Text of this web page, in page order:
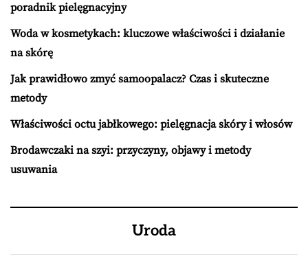
poradnik pielęgnacyjny
Woda w kosmetykach: kluczowe właściwości i działanie
na skórę
Jak prawidłowo zmyć samoopalacz? Czas i skuteczne
metody
Właściwości octu jabłkowego: pielęgnacja skóry i włosów
Brodawczaki na szyi: przyczyny, objawy i metody
usuwania
Uroda